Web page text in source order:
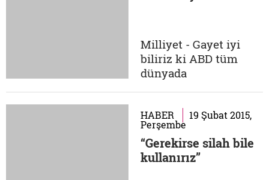
keser' yargısını
pekiştirecek şekilde
gündeme getirilen...
Milliyet - Gayet iyi
biliriz ki ABD tüm
dünyada
gelişmesini şiar
edinmiştir. Bu
doğrultuda askerî
darbe ve cuntalarla,
HABER 19 Şubat 2015,
Perşembe
“Gerekirse silah bile
kullanırız”